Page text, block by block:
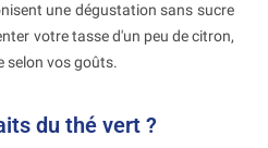
une dégustation sans sucre
votre tasse d'un peu de citron,
selon vos goûts.
du thé vert ?